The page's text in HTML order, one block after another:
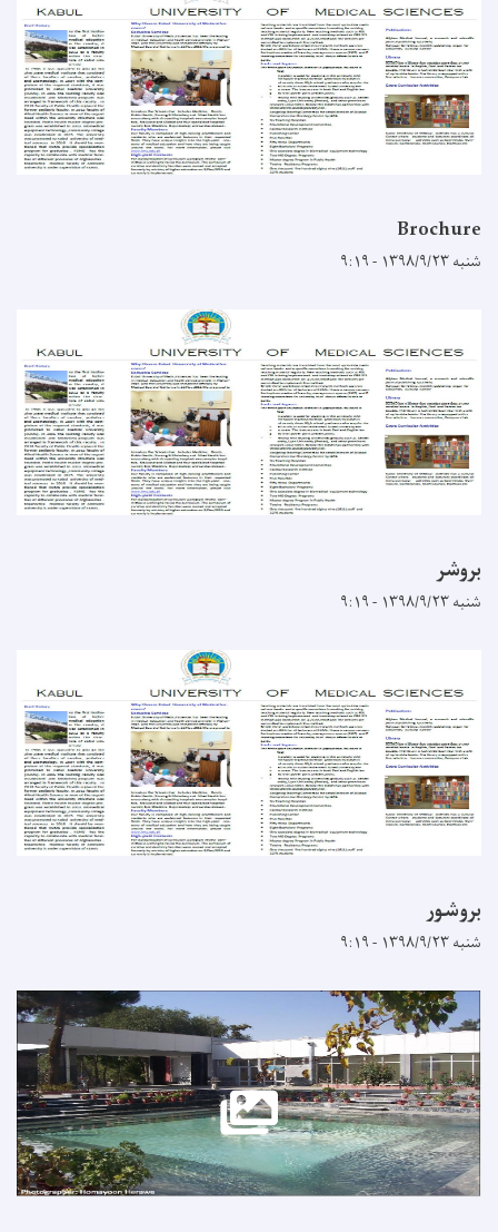
Brochure
شنبه ۱۳۹۸/۹/۲۳ - ۹:۱۹
بروشر
شنبه ۱۳۹۸/۹/۲۳ - ۹:۱۹
بروشور
شنبه ۱۳۹۸/۹/۲۳ - ۹:۱۹